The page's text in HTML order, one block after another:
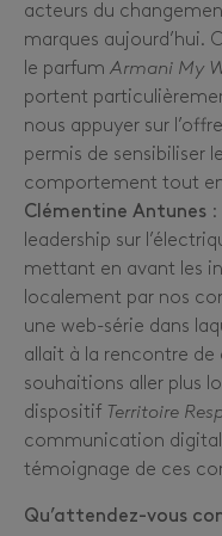
acteurs du
marques aujourd’hui.
le parfum Armani My
portent
nous appuyer sur l’offre
permis de sensibiliser
comportement tout
Clémentine Antunes :
leadership sur
mettant en avant les
localement par nos
une web-série dans
allait à la rencontre de
souhaitions aller plus
dispositif Territoire
communication
témoignage de ces
Qu’attendez-vous